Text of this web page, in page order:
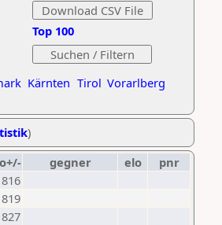
Kärnten Tirol Vorarlberg
Top 100
)
gegner elo
pnr